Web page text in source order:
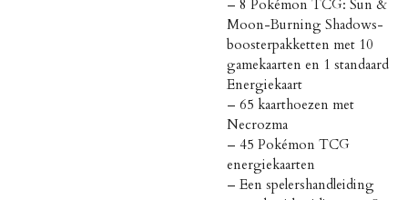
– 8 Pokémon TCG: Sun &
Moon-Burning Shadows-
boosterpakketten met 10
gamekaarten en 1 standaard
Energiekaart
– 65 kaarthoezen met
Necrozma
– 45 Pokémon TCG
energiekaarten
– Een spelershandleiding